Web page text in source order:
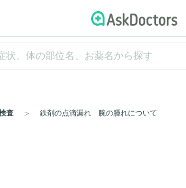
査 鉄剤の点滴漏れ 腕の腫れについて